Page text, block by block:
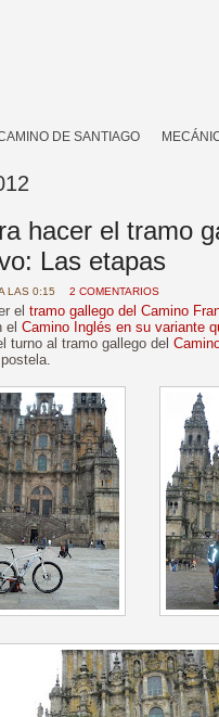
DE SANTIAGO
hacer el tramo
Las etapas
LAS 0:15 2 COMENTARIOS
el tramo gallego del Camino
el Camino Inglés en su variante
turno al tramo gallego del